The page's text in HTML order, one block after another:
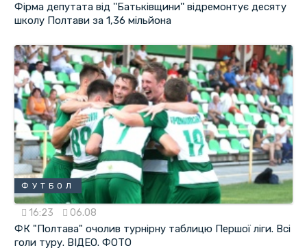
Фірма депутата від ''Батьківщини'' відремонтує десяту
школу Полтави за 1,36 мільйона
ФУТБОЛ
16:23 06.08
ФК "Полтава" очолив турнірну таблицю Першої ліги. Всі
голи туру. ВІДЕО. ФОТО